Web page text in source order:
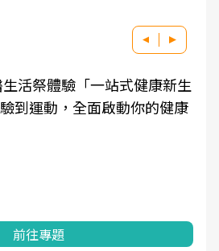
良醫健康網從「換季的身體
學觀點與日常感受的對話，